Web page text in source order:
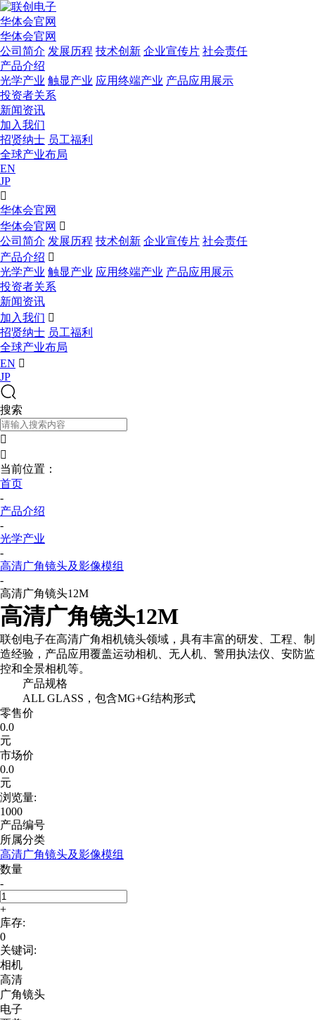
华体会官网
华体会官网
公司简介 发展历程 技术创新 企业宣传片 社会责任
产品介绍
光学产业 触显产业 应用终端产业 产品应用展示
投资者关系
新闻资讯
加入我们
招贤纳士 员工福利
全球产业布局
EN
JP

华体会官网
华体会官网 
公司简介 发展历程 技术创新 企业宣传片 社会责任
产品介绍 
光学产业 触显产业 应用终端产业 产品应用展示
投资者关系
新闻资讯
加入我们 
招贤纳士 员工福利
全球产业布局
EN 
JP
搜索


当前位置：
首页
-
产品介绍
-
光学产业
-
高清广角镜头及影像模组
-
高清广角镜头12M
高清广角镜头12M
联创电子在高清广角相机镜头领域，具有丰富的研发、工程、制
造经验，产品应用覆盖运动相机、无人机、警用执法仪、安防监
控和全景相机等。
产品规格
ALL GLASS，包含MG+G结构形式
零售价
0.0
元
市场价
0.0
元
浏览量:
1000
产品编号
所属分类
高清广角镜头及影像模组
数量
-
+
库存:
0
关键词:
相机
高清
广角镜头
电子